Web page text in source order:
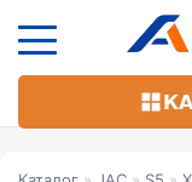
основному